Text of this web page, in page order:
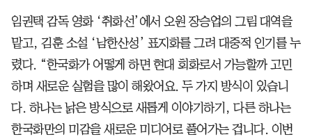
임권택 감독 영화 ‘취화선’에서 오원 장승업의 그림 대역을
맡고, 김훈 소설 ‘남한산성’ 표지화를 그려 대중적 인기를 누
렸다. “한국화가 어떻게 하면 현대 회화로서 가능할까 고민
하며 새로운 실험을 많이 해왔어요. 두 가지 방식이 있습니
다. 하나는 낡은 방식으로 새롭게 이야기하기, 다른 하나는
한국화만의 미감을 새로운 미디어로 풀어가는 겁니다. 이번